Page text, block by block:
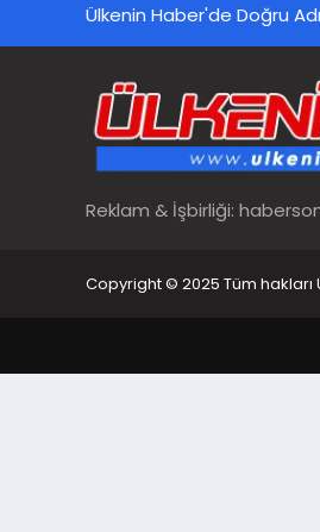
Ülkenin Haber'de Doğru
Reklam & İşbirliği:
Copyright © 2025 Tüm hakları